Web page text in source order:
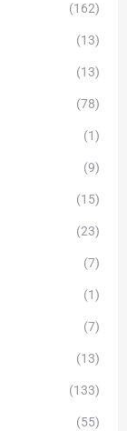
(162)
(13)
(13)
(78)
(1)
(9)
(15)
(23)
(7)
(1)
(7)
(13)
(133)
(55)